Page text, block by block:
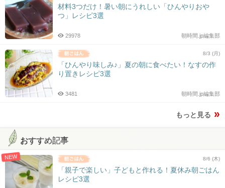
材料3つだけ！暑い朝にうれしい「ひんやりおや
つ」レシピ3選
朝時間.jp編集部
29978
8/3 (月)
「ひんやり味しみ♪」夏の朝に食べたい！なすの作
り置きレシピ3選
朝時間.jp編集部
3481
もっと見る
おすすめ記事
NEW 8/6 (木)
「親子で楽しい」子どもと作れる！夏休み朝ごはん
レシピ3選